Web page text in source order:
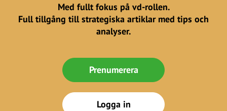
Med fullt fokus på vd-rollen.
Full tillgång till strategiska artiklar med tips och
analyser.
Prenumerera
Logga in